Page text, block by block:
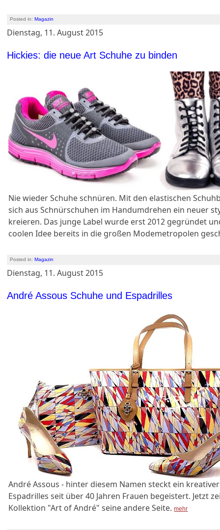
Posted in:Magazin
Dienstag, 11. August 2015
Hickies: die neue Art Schuhe zu binden
Nie wieder Schuhe schnüren. Mit den elastischen
sich aus Schnürschuhen im Handumdrehen ein neuer
kreieren. Das junge Label wurde erst 2012 gegründet
coolen Idee bereits in die großen Modemetropolen
Posted in:Magazin
Dienstag, 11. August 2015
André Assous Schuhe und Espadrilles
André Assous - hinter diesem Namen steckt ein
Espadrilles seit über 40 Jahren Frauen begeistert. Jetzt
Kollektion "Art of André" seine andere Seite.mehr